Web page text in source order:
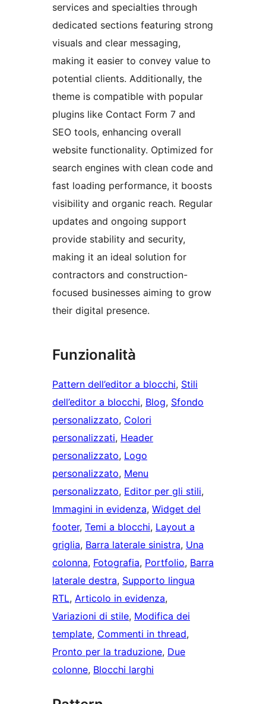
services and specialties through
dedicated sections featuring strong
visuals and clear messaging,
making it easier to convey value to
potential clients. Additionally, the
theme is compatible with popular
plugins like Contact Form 7 and
SEO tools, enhancing overall
website functionality. Optimized for
search engines with clean code and
fast loading performance, it boosts
visibility and organic reach. Regular
updates and ongoing support
provide stability and security,
making it an ideal solution for
contractors and construction-
focused businesses aiming to grow
their digital presence.
Funzionalità
Pattern dell’editor a blocchi, Stili
dell’editor a blocchi, Blog, Sfondo
personalizzato, Colori
personalizzati, Header
personalizzato, Logo
personalizzato, Menu
personalizzato, Editor per gli stili
Immagini in evidenza, Widget del
footer, Temi a blocchi, Layout a
griglia, Barra laterale sinistra, Una
colonna, Fotografia, Portfolio, Barra
laterale destra, Supporto lingua
RTL, Articolo in evidenza
Variazioni di stile, Modifica dei
template, Commenti in thread
Pronto per la traduzione, Due
colonne, Blocchi larghi